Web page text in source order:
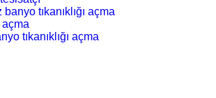
tıkanıklığı açma
tıkanıklığı açma